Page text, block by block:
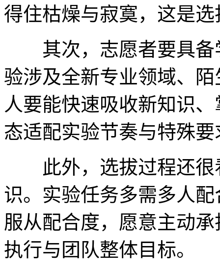
得住枯燥与寂寞，这是
其次，志愿者要具备
验涉及全新专业领域、
人要能快速吸收新知识
态适配实验节奏与特殊要
此外，选拔过程还很
识。实验任务多需多人
服从配合度，愿意主动
执行与团队整体目标。